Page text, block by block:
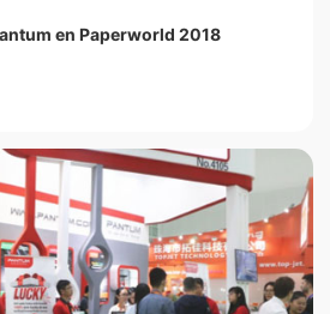
en Paperworld 2018